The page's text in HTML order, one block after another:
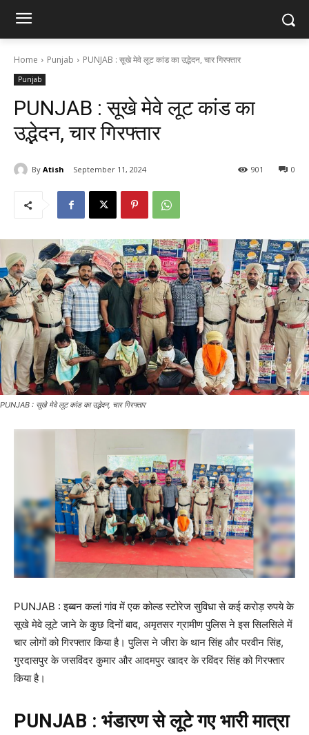
Home Punjab PUNJAB : सूखे मेवे लूट कांड का उद्भेदन, चार गिरफ्तार
Punjab
PUNJAB : सूखे मेवे लूट कांड का
उद्भेदन, चार गिरफ्तार
By Atish September 11, 2024 0
901
PUNJAB : सूखे मेवे लूट कांड का उद्भेदन, चार गिरफ्तार
PUNJAB : इब्बन कलां गांव में एक कोल्ड स्टोरेज सुविधा से कई करोड़ रुपये के
सूखे मेवे लूटे जाने के कुछ दिनों बाद, अमृतसर ग्रामीण पुलिस ने इस सिलसिले में
चार लोगों को गिरफ्तार किया है। पुलिस ने जीरा के थान सिंह और परवीन सिंह,
गुरदासपुर के जसविंदर कुमार और आदमपुर खादर के रविंदर सिंह को गिरफ्तार
किया है।
PUNJAB : भंडारण से लूटे गए भारी मात्रा